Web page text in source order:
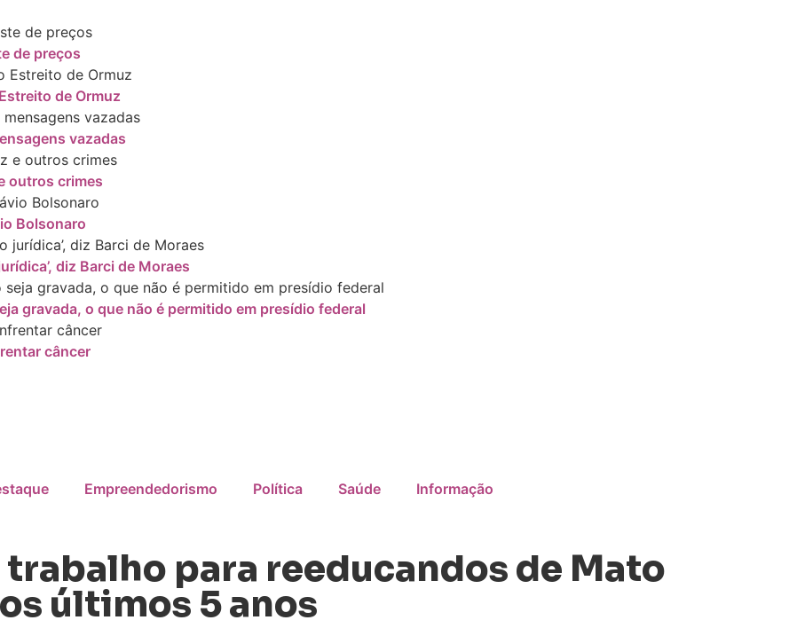
de preços
de Ormuz
vazadas
outros crimes
Bolsonaro
diz Barci de Moraes
gravada, o que não é permitido em presídio federal
câncer
Empreendedorismo Política Saúde Informação
para reeducandos de Mato
últimos 5 anos